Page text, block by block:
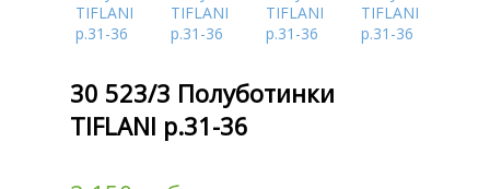
30 523/3 Полуботинки
TIFLANI р.31-36